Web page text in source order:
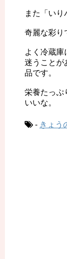
また「いり
奇麗な彩り
よく冷蔵庫
迷うことが
品です。
栄養たっぷ
いいな。
- きょう